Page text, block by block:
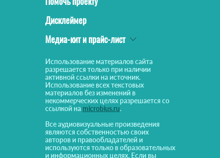
Дисклеймер
Медиа-кит и прайс-лист
Использование материалов сайта
разрешается только при наличии
активной ссылки на источник.
Использование всех текстовых
материалов без изменений в
некоммерческих целях разрешается со
ссылкой на microbius.ru.
Все аудиовизуальные произведения
являются собственностью своих
авторов и правообладателей и
используются только в образовательных
и информационных целях. Если вы